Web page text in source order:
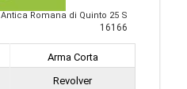
Antica Romana di Quinto 25 S
16166
Arma Corta
Revolver